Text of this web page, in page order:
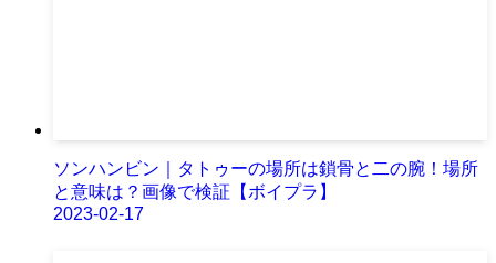
ソンハンビン｜タトゥーの場所は鎖骨と二の腕！場所
と意味は？画像で検証【ボイプラ】
2023-02-17